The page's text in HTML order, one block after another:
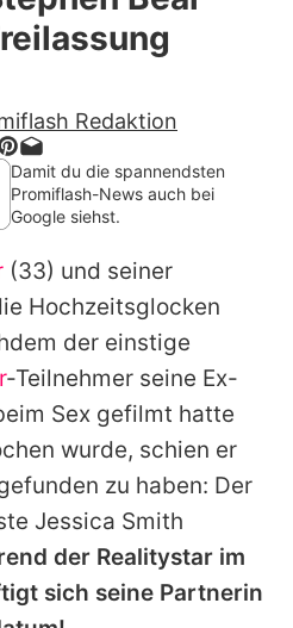
auf Promiflash
Richtlinien
Redaktion
Damit du die spannendsten
Promiflash-News auch bei
Google siehst.
(33) und seiner
Hochzeitsglocken
der einstige
-Teilnehmer seine Ex-
Sex gefilmt hatte
wurde, schien er
zu haben: Der
Jessica Smith
der Realitystar im
sich seine Partnerin